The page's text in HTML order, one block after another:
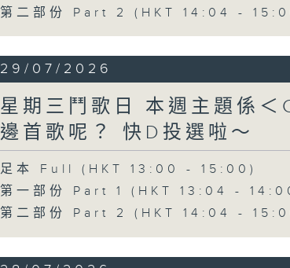
第二部份 Part 2 (HKT 14:04 -
29/07/2026
星期三鬥歌日 本週主題係
邊首歌呢？ 快D投選啦～
足本 Full (HKT 13:00 - 15:00)
第一部份 Part 1 (HKT 13:04 -
第二部份 Part 2 (HKT 14:04 -